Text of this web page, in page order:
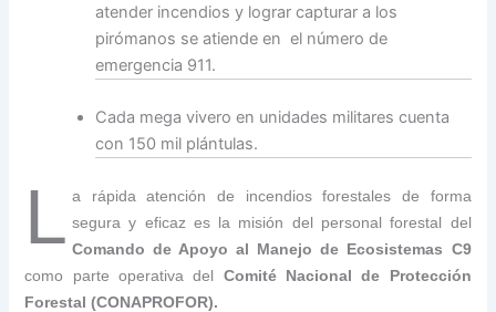
atender incendios y lograr capturar a los
pirómanos se atiende en el número de
emergencia 911.
Cada mega vivero en unidades militares cuenta
con 150 mil plántulas.
L a rápida atención de incendios forestales de forma
segura y eficaz es la misión del personal forestal del
Comando de Apoyo al Manejo de Ecosistemas C9
como parte operativa del Comité Nacional de Protección
Forestal (CONAPROFOR).